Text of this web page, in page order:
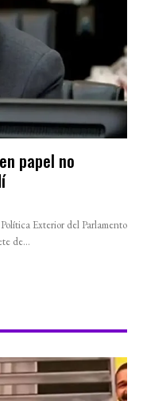
papel no
Exterior del Parlamento
de...